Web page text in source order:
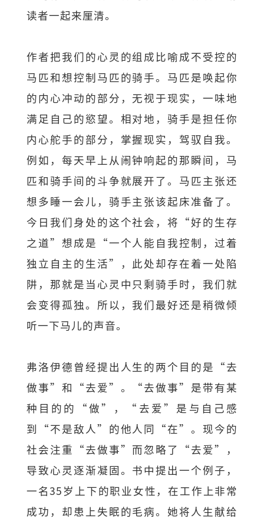
读者一起来厘清。
作者把我们的心灵的组成比喻成不受控的
马匹和想控制马匹的骑手。马匹是唤起你
的内心冲动的部分，无视于现实，一味地
满足自己的慾望。相对地，骑手是担任你
内心舵手的部分，掌握现实，驾驭自我。
例如，每天早上从闹钟响起的那瞬间，马
匹和骑手间的斗争就展开了。马匹主张还
想多睡一会儿，骑手主张该起床准备了。
今日我们身处的这个社会，将“好的生存
之道”想成是“一个人能自我控制，过着
独立自主的生活”，此处却存在着一处陷
阱，那就是当心灵中只剩骑手时，我们就
会变得孤独。所以，我们最好还是稍微倾
听一下马儿的声音。
弗洛伊德曾经提出人生的两个目的是“去
做事”和“去爱”。“去做事”是带有某
种目的的“做”，“去爱”是与自己感
到“不是敌人”的他人同“在”。现今的
社会注重“去做事”而忽略了“去爱”，
导致心灵逐渐凝固。书中提出一个例子，
一名35岁上下的职业女性，在工作上非常
成功，却患上失眠的毛病。她将人生献给